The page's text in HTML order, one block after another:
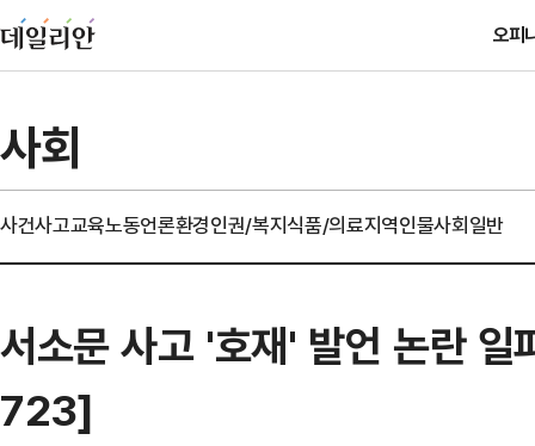
오피
사회
사건사고교육노동언론환경인권/복지식품/의료지역인물사회일반
서소문 사고 '호재' 발언 논란
723]